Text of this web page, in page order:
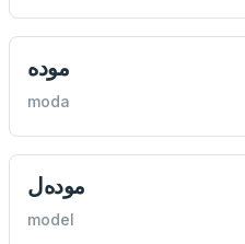
موده
moda
موده‌ل
model